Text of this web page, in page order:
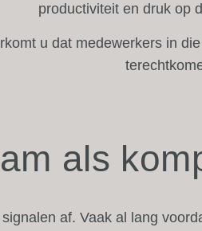
productiviteit en druk op
u dat medewerkers in
als
af. Vaak al lang